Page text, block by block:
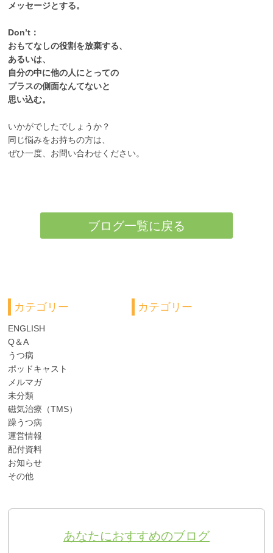
メッセージとする。
Don’t：
おもてなしの役割を放棄する、
あるいは、
自分の中に他の人にとっての
プラスの側面なんてないと
思い込む。
いかがでしたでしょうか？
同じ悩みをお持ちの方は、
ぜひ一度、お問い合わせください。
ブログ一覧に戻る
カテゴリー
ENGLISH
Q＆A
うつ病
ポッドキャスト
メルマガ
未分類
磁気治療（TMS）
躁うつ病
運営情報
配付資料
お知らせ
その他
カテゴリー
あなたにおすすめのブログ